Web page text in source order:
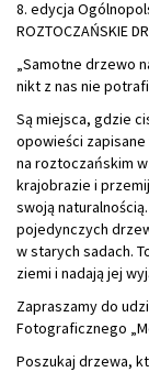
8. edycja
ROZTOCZAŃSKIE
„Samotne drzewo
nikt z nas nie
Są miejsca, gdzie
opowieści
na roztoczańskim
krajobrazie i
swoją
pojedynczych
w starych sadach.
ziemi i nadają jej
Zapraszamy do
Fotograficznego
Poszukaj drzewa,